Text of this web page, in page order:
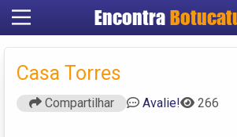
Encontra
Cadastrar
Casa Torres
Compartilhar Avalie! 266